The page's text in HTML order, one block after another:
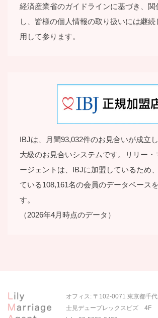
経済産業省のガイドラインに基づき、関
し、皆様の個⼈情報の取り扱いには継続
⽤して参ります。
IBJは、月間93,032件のお見合いが成立
大級のお見合いシステムです。リリー・
ージェントは、IBJに加盟しているため
ている108,161名の会員のデータベース
す。
（2026年4月時点のデータ）
オフィス: 〒102-0071 東京都千
士見デュープレックスビズ 4F